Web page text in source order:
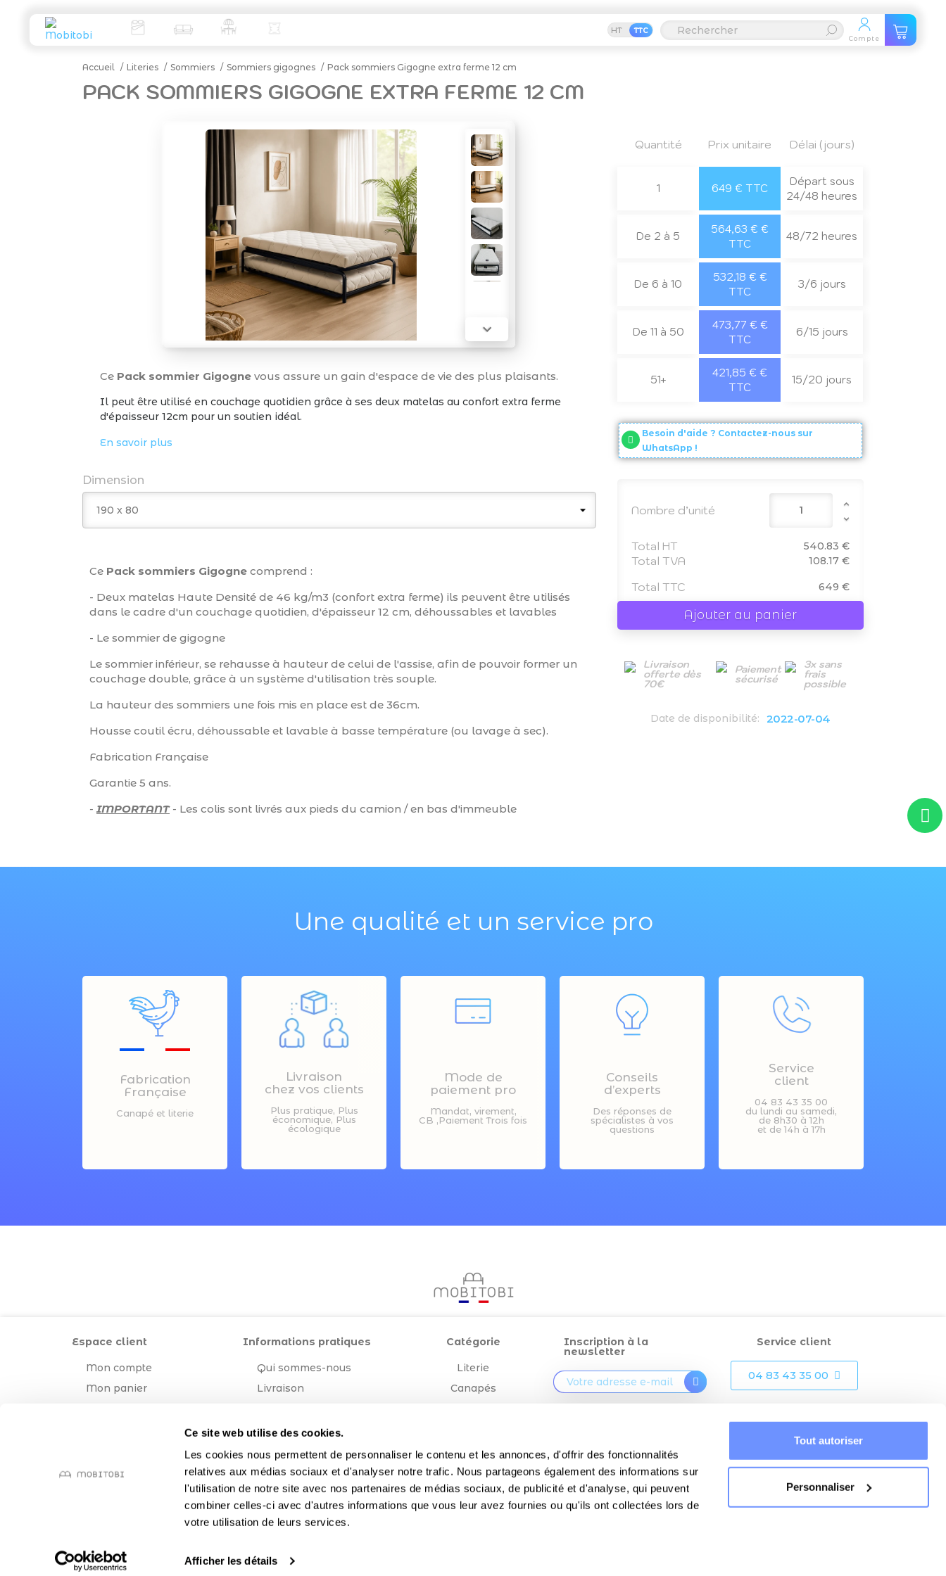
Ce site web utilise des cookies.
Les cookies nous permettent de personnaliser le contenu et les annonces, d'offrir des fonctionnalités
relatives aux médias sociaux et d'analyser notre trafic. Nous partageons également des informations sur
l'utilisation de notre site avec nos partenaires de médias sociaux, de publicité et d'analyse, qui peuvent
combiner celles-ci avec d'autres informations que vous leur avez fournies ou qu'ils ont collectées lors de
votre utilisation de leurs services.
Afficher les détails
Tout autoriser
Personnaliser
HT TTC
Compte
Accueil Literies Sommiers Sommiers gigognes Pack sommiers Gigogne extra ferme 12 cm
PACK SOMMIERS GIGOGNE EXTRA FERME 12 CM

Ce Pack sommier Gigogne vous assure un gain d'espace de vie des plus plaisants.
Il peut être utilisé en couchage quotidien grâce à ses deux matelas au confort extra ferme
d'épaisseur 12cm pour un soutien idéal.
En savoir plus
Dimension
Ce Pack sommiers Gigogne comprend :
- Deux matelas Haute Densité de 46 kg/m3 (confort extra ferme) ils peuvent être utilisés
dans le cadre d'un couchage quotidien, d'épaisseur 12 cm, déhoussables et lavables
- Le sommier de gigogne
Le sommier inférieur, se rehausse à hauteur de celui de l'assise, afin de pouvoir former un
couchage double, grâce à un système d'utilisation très souple.
La hauteur des sommiers une fois mis en place est de 36cm.
Housse coutil écru, déhoussable et lavable à basse température (ou lavage à sec).
Fabrication Française
Garantie 5 ans.
- IMPORTANT- Les colis sont livrés aux pieds du camion / en bas d'immeuble
Quantité Prix unitaire Délai (jours)
1 649 € TTC
Départ sous
24/48 heures
De 2 à 5
564,63 € €
TTC
48/72 heures
De 6 à 10
532,18 € €
TTC
3/6 jours
De 11 à 50
473,77 € €
TTC
6/15 jours
51+
421,85 € €
TTC
15/20 jours
Besoin d'aide ? Contactez-nous sur
WhatsApp !
Nombre d’unité
Total HT 540.83 €
Total TVA 108.17 €
Total TTC 649 €
Ajouter au panier
Livraison
offerte dès
70€
Paiement
sécurisé
3x sans
frais
possible
Date de disponibilité: 2022-07-04
Une qualité et un service pro
Fabrication
Française
Canapé et literie
Livraison
chez vos clients
Plus pratique, Plus
économique, Plus
écologique
Mode de
paiement pro
Mandat, virement,
CB ,Paiement Trois fois
Conseils
d’experts
Des réponses de
spécialistes à vos
questions
Service
client
04 83 43 35 00
du lundi au samedi,
de 8h30 à 12h
et de 14h à 17h
Espace client
Mon compte
Mon panier
Informations pratiques
Qui sommes-nous
Livraison
CGV
Catégorie
Literie
Canapés
Inscription à la
newsletter
votre adresse email dans le but
de vous envoyer mensuellement
notre lettre d'informations.
Service client
04 83 43 35 00